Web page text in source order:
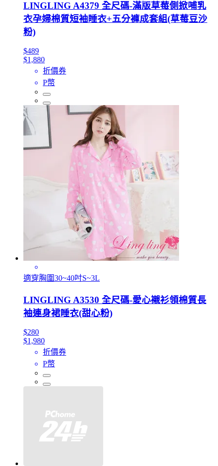
LINGLING A4379 全尺碼-滿版草莓側掀哺乳
衣孕婦棉質短袖睡衣+五分褲成套組(草莓豆沙
粉)
$489
$1,880
折價券
P幣
適穿胸圍30~40吋S~3L
LINGLING A3530 全尺碼-愛心襯衫領棉質長
袖連身裙睡衣(甜心粉)
$280
$1,980
折價券
P幣